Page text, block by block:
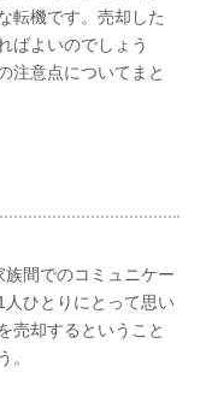
転機です。売却した
ばよいのでしょう
注意点についてまと
間でのコミュニケー
ひとりにとって思い
売却するということ
。